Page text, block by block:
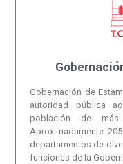
Gobernación de
autoridad pública
población de
Aproximadamente
departamentos de
funciones de la